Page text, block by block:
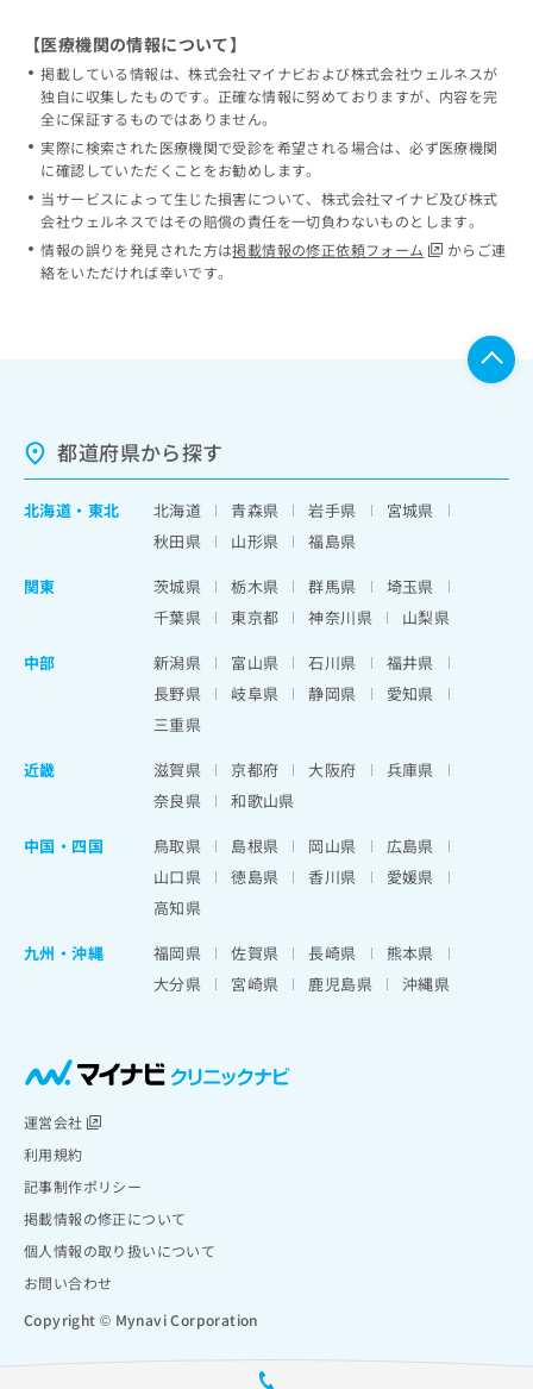
【医療機関の情報について】
掲載している情報は、株式会社マイナビおよび株式会社ウェルネスが
独自に収集したものです。正確な情報に努めておりますが、内容を完
全に保証するものではありません。
実際に検索された医療機関で受診を希望される場合は、必ず医療機関
に確認していただくことをお勧めします。
当サービスによって生じた損害について、株式会社マイナビ及び株式
会社ウェルネスではその賠償の責任を一切負わないものとします。
情報の誤りを発見された方は掲載情報の修正依頼フォーム
からご連
絡をいただければ幸いです。
都道府県から探す
北海道 ・ 東北 北海道 青森県 岩手県
宮城県
秋田県
山形県
福島県
関東
茨城県 栃木県 群馬県
埼玉県
千葉県
東京都 神奈川県
山梨県
中部
新潟県 富山県 石川県
福井県
長野県
岐阜県 静岡県
愛知県
三重県
近畿
滋賀県 京都府 大阪府
兵庫県
奈良県
和歌山県
中国・四国
鳥取県 島根県 岡山県
広島県
山口県
徳島県 香川県
愛媛県
高知県
九州・沖縄
福岡県 佐賀県 長崎県
熊本県
大分県
宮崎県 鹿児島県 沖縄県
運営会社
利用規約
記事制作ポリシー
掲載情報の修正について
個人情報の取り扱いについて
お問い合わせ
Copyright © Mynavi Corporation